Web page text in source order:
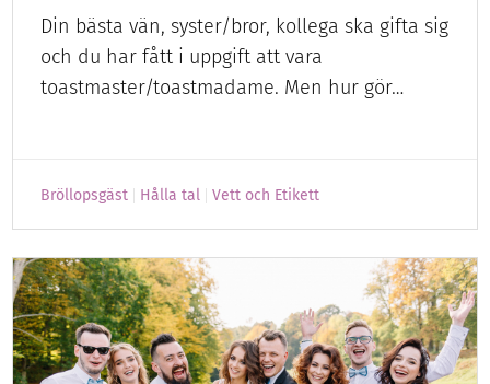
Din bästa vän, syster/bror, kollega ska gifta sig
och du har fått i uppgift att vara
toastmaster/toastmadame. Men hur gör…
Bröllopsgäst Hålla tal Vett och Etikett